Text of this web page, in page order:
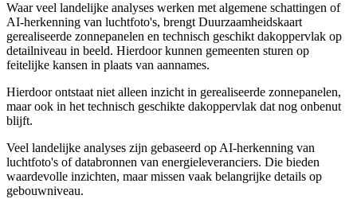
Waar veel landelijke analyses werken met algemene schattingen of
AI-herkenning van luchtfoto's, brengt Duurzaamheidskaart
gerealiseerde zonnepanelen en technisch geschikt dakoppervlak op
detailniveau in beeld. Hierdoor kunnen gemeenten sturen op
feitelijke kansen in plaats van aannames.
Hierdoor ontstaat niet alleen inzicht in gerealiseerde zonnepanelen,
maar ook in het technisch geschikte dakoppervlak dat nog onbenut
blijft.
Veel landelijke analyses zijn gebaseerd op AI-herkenning van
luchtfoto's of databronnen van energieleveranciers. Die bieden
waardevolle inzichten, maar missen vaak belangrijke details op
gebouwniveau.